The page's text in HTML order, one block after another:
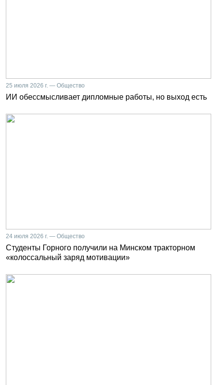
25 июля 2026 г. — Общество
ИИ обессмысливает дипломные работы, но выход есть
24 июля 2026 г. — Общество
Студенты Горного получили на Минском тракторном
«колоссальный заряд мотивации»